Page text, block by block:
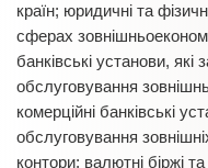
країн; юридичні та
сферах
банківські установи,
обслуговування
комерційні банківські
обслуговування
контори; валютні біржі